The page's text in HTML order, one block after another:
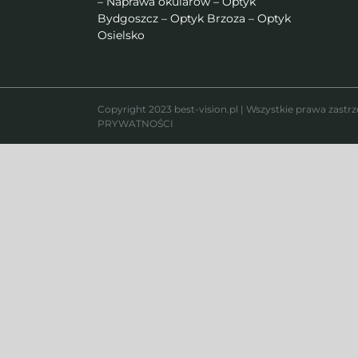
Bydgoszcz – Optyk Brzoza – Optyk
Osielsko
Copyright 2023 best-vision.pl | Wszystkie prawa
PRYWATNOŚCI